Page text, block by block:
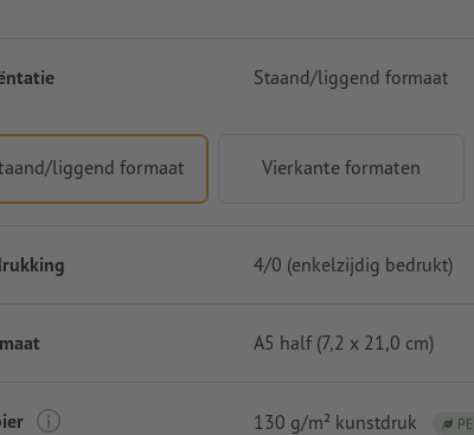
Staand/liggend formaat
liggend formaat Vierkante formaten
4/0 (enkelzijdig bedrukt)
A5 half (7,2 x 21,0 cm)
130 g/m² kunstdruk